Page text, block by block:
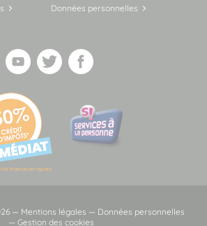
Données personnelles
— Mentions légales — Données personnelles
— Gestion des cookies